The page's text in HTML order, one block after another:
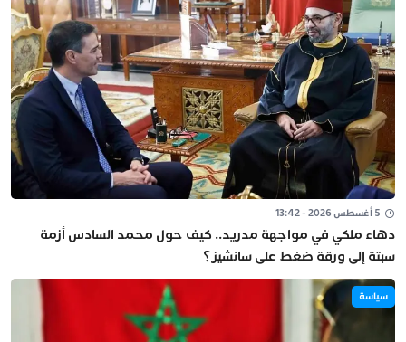
5 أغسطس 2026 - 13:42
دهاء ملكي في مواجهة مدريد.. كيف حول محمد السادس أزمة
سبتة إلى ورقة ضغط على سانشيز؟
سياسة